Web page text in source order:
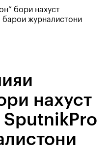
бори нахуст
журналистони
нахуст